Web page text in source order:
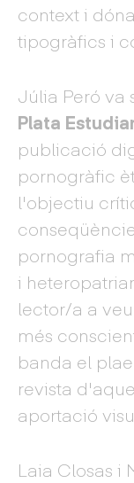
context i
tipogràfics i
Júlia Peró va
Plata
publicació
pornogràfic
l'objectiu
pornografia
i
lector/a a
més
banda el
revista
aportació
Laia Closas i